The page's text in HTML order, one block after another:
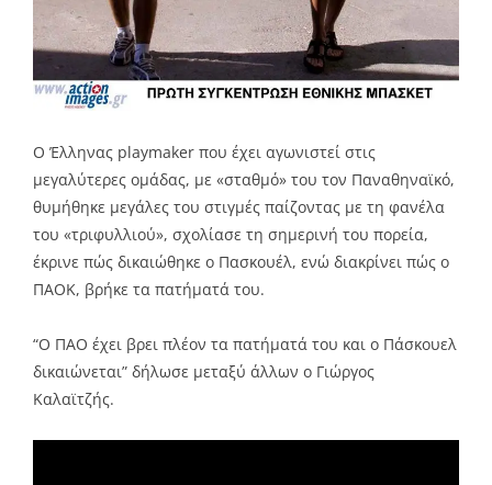
Ο Έλληνας playmaker που έχει αγωνιστεί στις
μεγαλύτερες ομάδας, με «σταθμό» του τον Παναθηναϊκό,
θυμήθηκε μεγάλες του στιγμές παίζοντας με τη φανέλα
του «τριφυλλιού», σχολίασε τη σημερινή του πορεία,
έκρινε πώς δικαιώθηκε ο Πασκουέλ, ενώ διακρίνει πώς ο
ΠΑΟΚ, βρήκε τα πατήματά του.
“Ο ΠΑΟ έχει βρει πλέον τα πατήματά του και ο Πάσκουελ
δικαιώνεται” δήλωσε μεταξύ άλλων ο Γιώργος
Καλαϊτζής.